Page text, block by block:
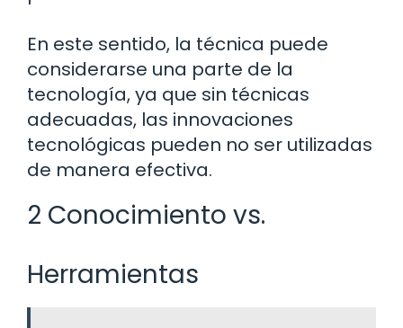
En este sentido, la técnica puede
considerarse una parte de la
tecnología, ya que sin técnicas
adecuadas, las innovaciones
tecnológicas pueden no ser utilizadas
de manera efectiva.
2 Conocimiento vs.
Herramientas